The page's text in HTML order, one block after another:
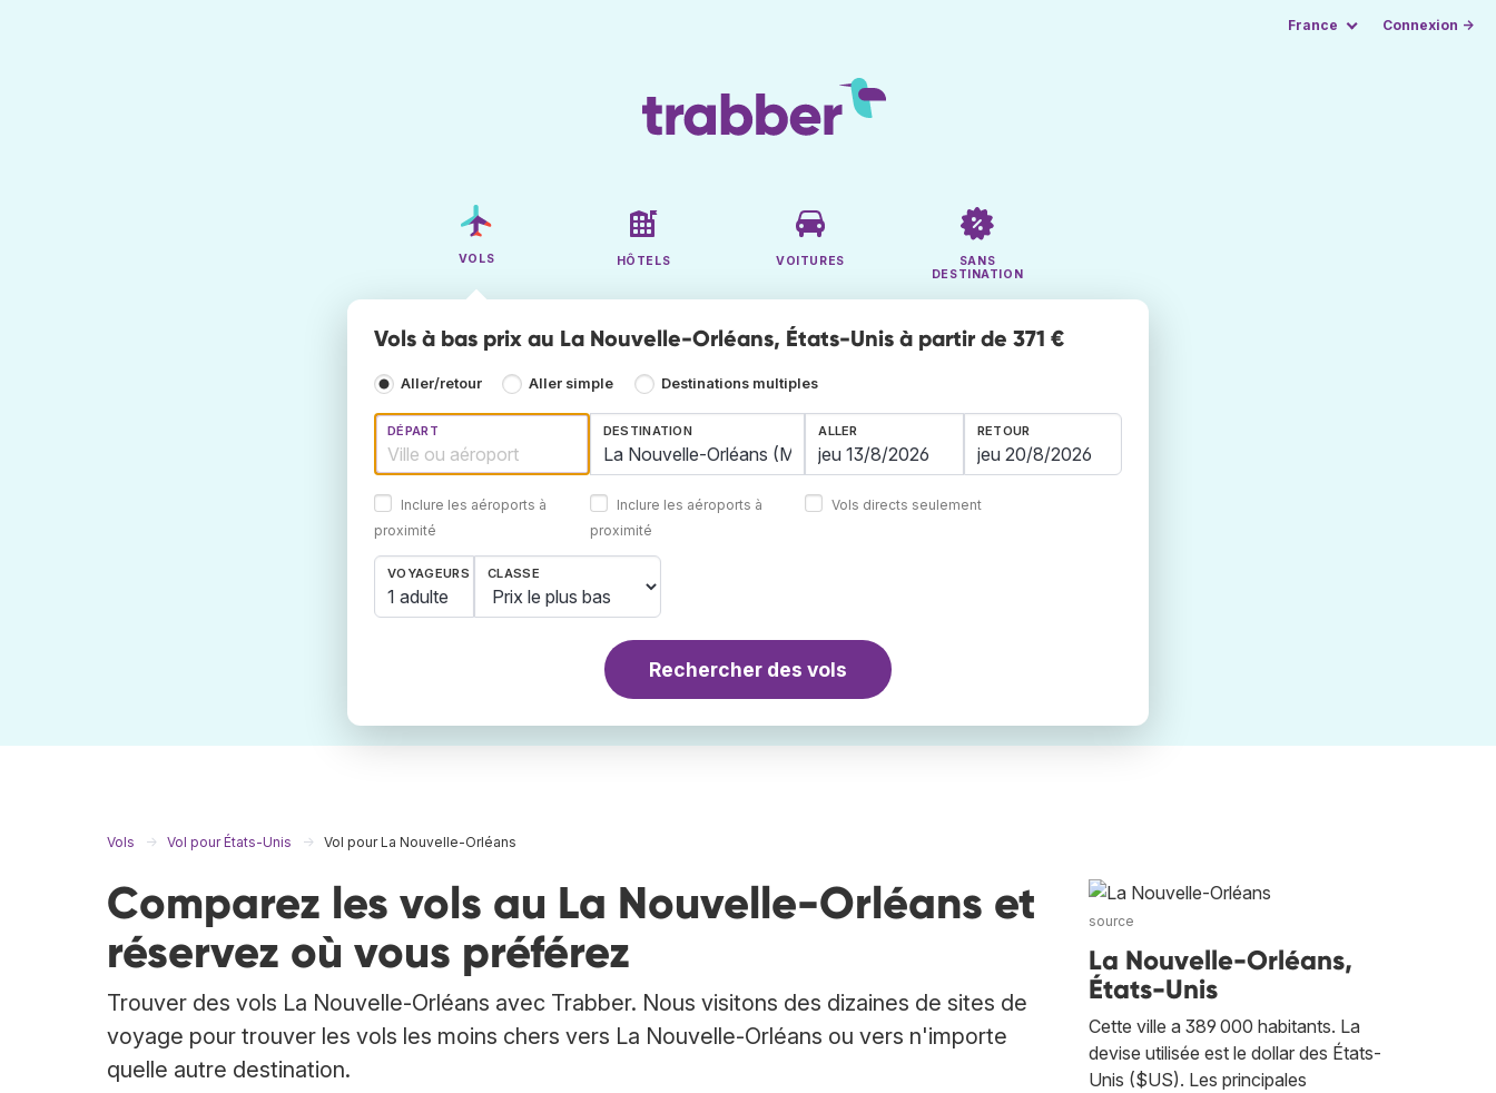
France Connexion →
VOLS HÔTELS VOITURES
SANS
DESTINATION
Vols à bas prix au La Nouvelle-Orléans, États-Unis à partir de 371 €
Aller/retour Aller simple Destinations multiples
DÉPART
Inclure les aéroports à
proximité
DESTINATION
Inclure les aéroports à
proximité
ALLER RETOUR
Vols directs seulement
VOYAGEURS
1 adulte
CLASSE
Rechercher des vols
Vols Vol pour États-Unis Vol pour La Nouvelle-Orléans
Comparez les vols au La Nouvelle-Orléans et
réservez où vous préférez
Trouver des vols La Nouvelle-Orléans avec Trabber. Nous visitons des dizaines de sites de
voyage pour trouver les vols les moins chers vers La Nouvelle-Orléans ou vers n'importe
quelle autre destination.
source
La Nouvelle-Orléans,
États-Unis
Cette ville a 389 000 habitants. La
devise utilisée est le dollar des États-
Unis ($US). Les principales